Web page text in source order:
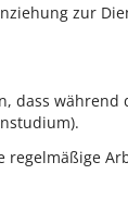
zur
dass während